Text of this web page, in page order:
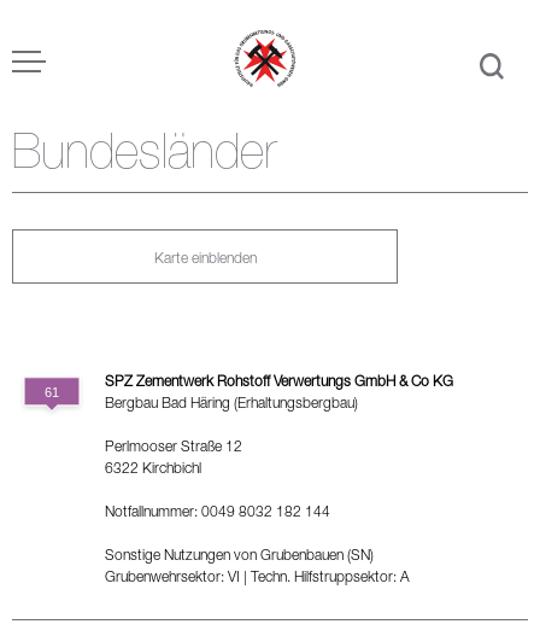
Bundesländer
Karte einblenden
SPZ Zementwerk Rohstoff Verwertungs GmbH & Co KG
Bergbau Bad Häring (Erhaltungsbergbau)
Perlmooser Straße 12
6322 Kirchbichl
Notfallnummer: 0049 8032 182 144
Sonstige Nutzungen von Grubenbauen (SN)
Grubenwehrsektor: VI
Techn. Hilfstruppsektor: A